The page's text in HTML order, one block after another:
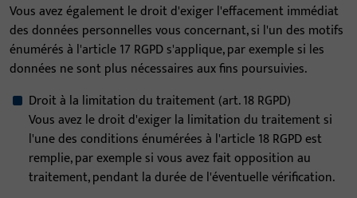
Vous avez également le droit d'exiger l'effacement immédiat
des données personnelles vous concernant, si l'un des motifs
énumérés à l'article 17 RGPD s'applique, par exemple si les
données ne sont plus nécessaires aux fins poursuivies.
Droit à la limitation du traitement (art. 18 RGPD)
Vous avez le droit d'exiger la limitation du traitement si
l'une des conditions énumérées à l'article 18 RGPD est
remplie, par exemple si vous avez fait opposition au
traitement, pendant la durée de l'éventuelle vérification.